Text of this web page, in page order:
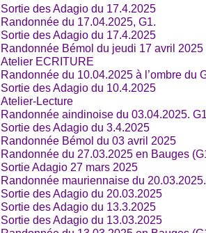
Sortie des Adagio du 17.4.2025
Randonnée du 17.04.2025, G1.
Sortie des Adagio du 17.4.2025
Randonnée Bémol du jeudi 17 avril 2025
Atelier ECRITURE
Randonnée du 10.04.2025 à l’ombre du
Sortie des Adagio du 10.4.2025
Atelier-Lecture
Randonnée aindinoise du 03.04.2025.
Sortie des Adagio du 3.4.2025
Randonnée Bémol du 03 avril 2025
Randonnée du 27.03.2025 en Bauges
Sortie Adagio 27 mars 2025
Randonnée mauriennaise du
Sortie des Adagio du 20.03.2025
Sortie des Adagio du 13.3.2025
Sortie des Adagio du 13.03.2025